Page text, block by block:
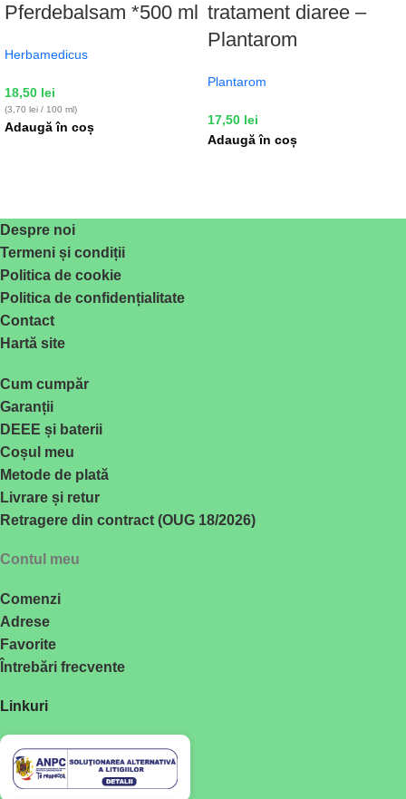
Pferdebalsam *500 ml
Herbamedicus
18,50 lei
(3,70 lei / 100 ml)
Adaugă în coș
tratament diaree –
Plantarom
Plantarom
17,50 lei
Adaugă în coș
Despre noi
Termeni și condiții
Politica de cookie
Politica de confidențialitate
Contact
Hartă site
Cum cumpăr
Garanții
DEEE și baterii
Coșul meu
Metode de plată
Livrare și retur
Retragere din contract (OUG 18/2026)
Contul meu
Comenzi
Adrese
Favorite
Întrebări frecvente
Linkuri